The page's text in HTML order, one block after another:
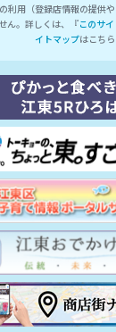
利用（登録店情報の提供
ん。詳しくは、『このサ
イトマップはこちら